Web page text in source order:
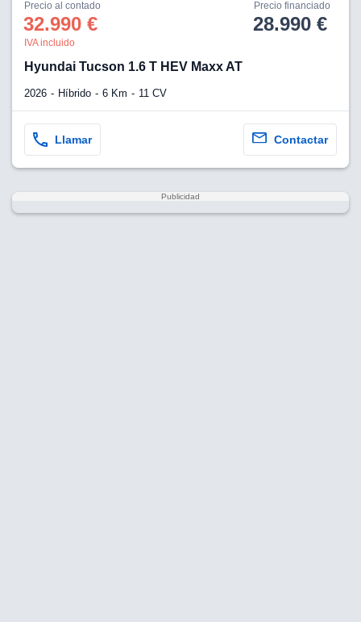
Precio al contado
32.990 €
IVA incluido
Precio financiado
28.990 €
Hyundai Tucson 1.6 T HEV Maxx AT
2026 Híbrido 6 Km 11 CV
Llamar Contactar